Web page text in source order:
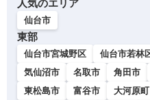
人気のエリア
仙台市
東部
仙台市宮城野区 仙台市若林
気仙沼市
名取市 角田市
東松島市
富谷市 大河原町